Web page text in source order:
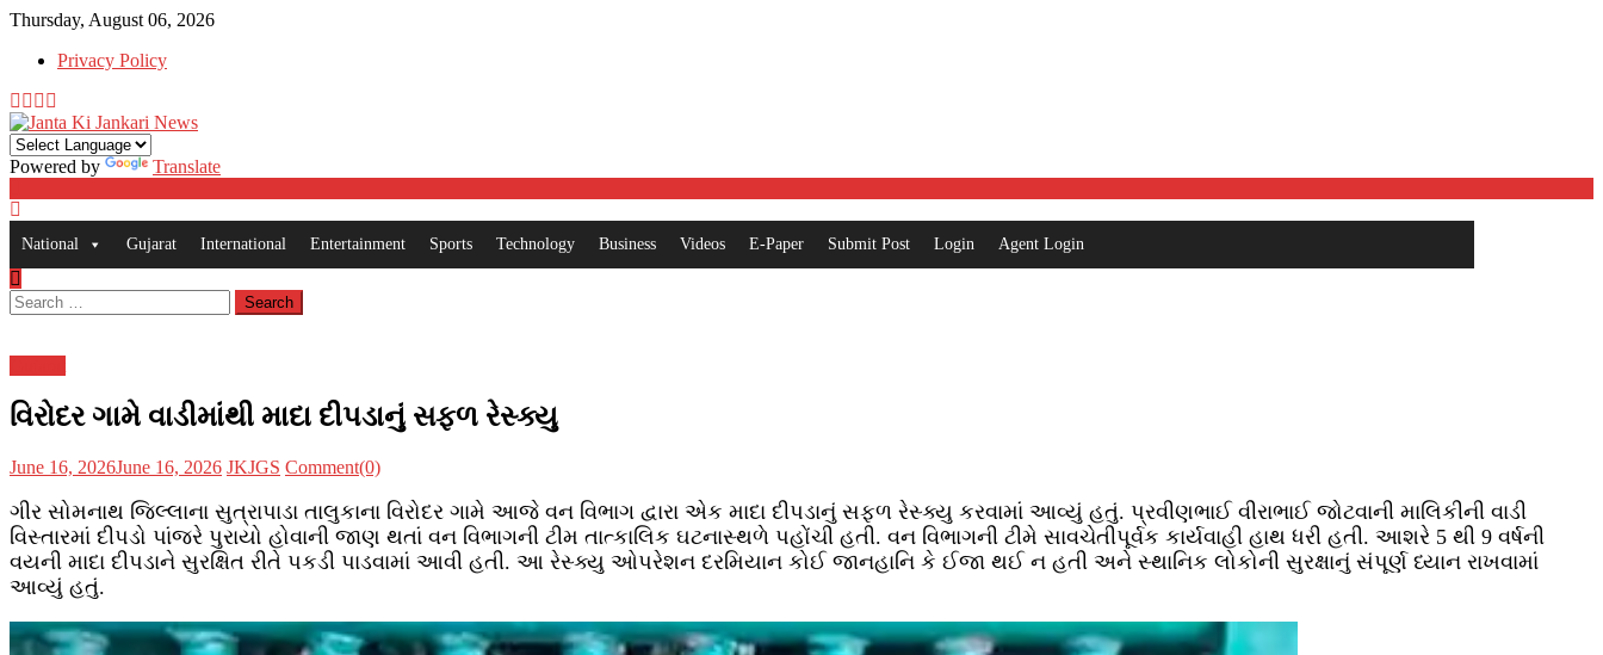
Skip
content
Thursday, August 06, 2026
Privacy Policy
Powered by Translate
National Gujarat International Entertainment Sports Technology Business Videos E-Paper Submit Post Login Agent Login
Search
for:
વિરોદર ગામે વાડીમાંથી માદા દીપડાનું સફળ રેસ્ક્યુ
Posted
June 16, 2026June 16, 2026 Author
JKJGS Comment(0)
ગીર સોમનાથ જિલ્લાના સુત્રાપાડા તાલુકાના વિરોદર ગામે આજે વન વિભાગ દ્વારા એક માદા દીપડાનું સફળ રેસ્ક્યુ કરવામાં આવ્યું હતું. પ્રવીણભાઈ વીરાભાઈ જોટવાની માલિકીની વાડી
વિસ્તારમાં દીપડો પાંજરે પુરાયો હોવાની જાણ થતાં વન વિભાગની ટીમ તાત્કાલિક ઘટનાસ્થળે પહોંચી હતી. વન વિભાગની ટીમે સાવચેતીપૂર્વક કાર્યવાહી હાથ ધરી હતી. આશરે 5 થી 9 વર્ષની
વયની માદા દીપડાને સુરક્ષિત રીતે પકડી પાડવામાં આવી હતી. આ રેસ્ક્યુ ઓપરેશન દરમિયાન કોઈ જાનહાનિ કે ઈજા થઈ ન હતી અને સ્થાનિક લોકોની સુરક્ષાનું સંપૂર્ણ ધ્યાન રાખવામાં
આવ્યું હતું.